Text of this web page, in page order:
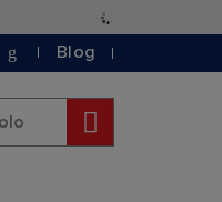
Salta
contenuto
Blog
Cerca